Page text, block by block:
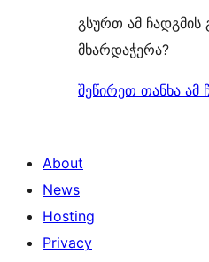
გსურთ ამ ჩადგმის
მხარდაჭერა?
შეწირეთ თანხა ამ
About
News
Hosting
Privacy